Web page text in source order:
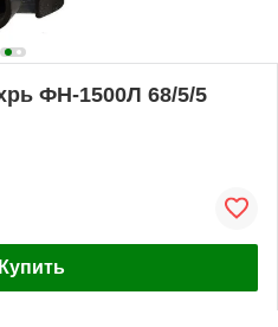
ФН-1500Л 68/5/5
Купить